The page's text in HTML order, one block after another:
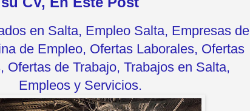
en Salta, Empleo Salta, Empresas de
de Empleo, Ofertas Laborales, Ofertas
Ofertas de Trabajo, Trabajos en Salta,
Empleos y Servicios.